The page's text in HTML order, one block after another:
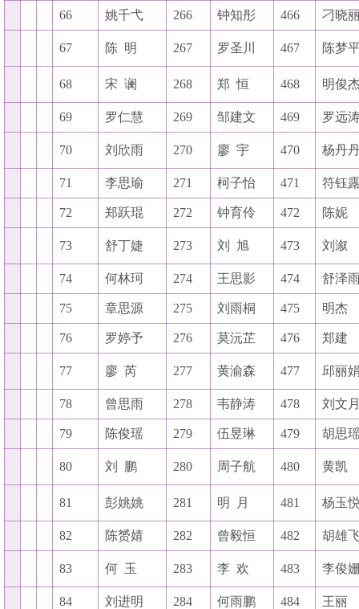
66 姚千弋 266 钟知彤 466 刁晓
67 陈 明 267 罗圣川 467 陈梦
68 宋 谰 268 郑 恒 468 明俊
69 罗仁慧 269 邹建文 469 罗远
70 刘欣雨 270 廖 宇 470 杨丹
71 李思瑜 271 柯子怡 471 符钰
72 郑跃琨 272 钟育伶 472 陈妮
73 舒丁婕 273 刘 旭 473 刘溆
74 何林珂 274 王思影 474 舒泽
75 章思源 275 刘雨桐 475 明杰
76 罗婷予 276 莫沅芷 476 郑建
77 廖 芮 277 黄渝森 477 邱丽
78 曾思雨 278 韦静涛 478 刘文
79 陈俊瑶 279 伍昱琳 479 胡思
80 刘 鹏 280 周子航 480 黄凯
81 彭姚姚 281 明 月 481 杨玉
82 陈赟婧 282 曾毅恒 482 胡雄
83 何 玉 283 李 欢 483 李俊
84 刘进明 284 何雨鹏 484 王丽